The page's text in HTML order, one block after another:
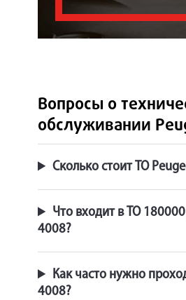
Вопросы о
обслуживании
Сколько стоит ТО
Что входит в ТО
4008?
Как часто нужно
4008?